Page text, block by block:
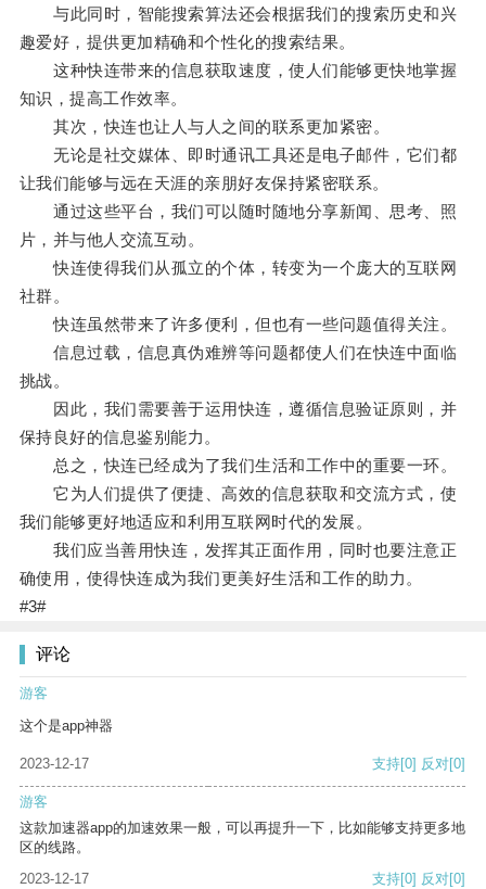
与此同时，智能搜索算法还会根据我们的搜索历史和兴
趣爱好，提供更加精确和个性化的搜索结果。
这种快连带来的信息获取速度，使人们能够更快地掌握
知识，提高工作效率。
其次，快连也让人与人之间的联系更加紧密。
无论是社交媒体、即时通讯工具还是电子邮件，它们都
让我们能够与远在天涯的亲朋好友保持紧密联系。
通过这些平台，我们可以随时随地分享新闻、思考、照
片，并与他人交流互动。
快连使得我们从孤立的个体，转变为一个庞大的互联网
社群。
快连虽然带来了许多便利，但也有一些问题值得关注。
信息过载，信息真伪难辨等问题都使人们在快连中面临
挑战。
因此，我们需要善于运用快连，遵循信息验证原则，并
保持良好的信息鉴别能力。
总之，快连已经成为了我们生活和工作中的重要一环。
它为人们提供了便捷、高效的信息获取和交流方式，使
我们能够更好地适应和利用互联网时代的发展。
我们应当善用快连，发挥其正面作用，同时也要注意正
确使用，使得快连成为我们更美好生活和工作的助力。
#3#
评论
游客
这个是app神器
2023-12-17 支持[0] 反对[0]
游客
这款加速器app的加速效果一般，可以再提升一下，比如能够支持更多地
区的线路。
2023-12-17
支持[0] 反对[0]